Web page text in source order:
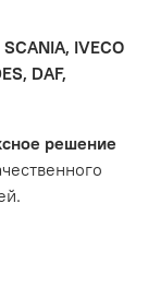
установкой
SCANIA, IVECO
DAF,
решение